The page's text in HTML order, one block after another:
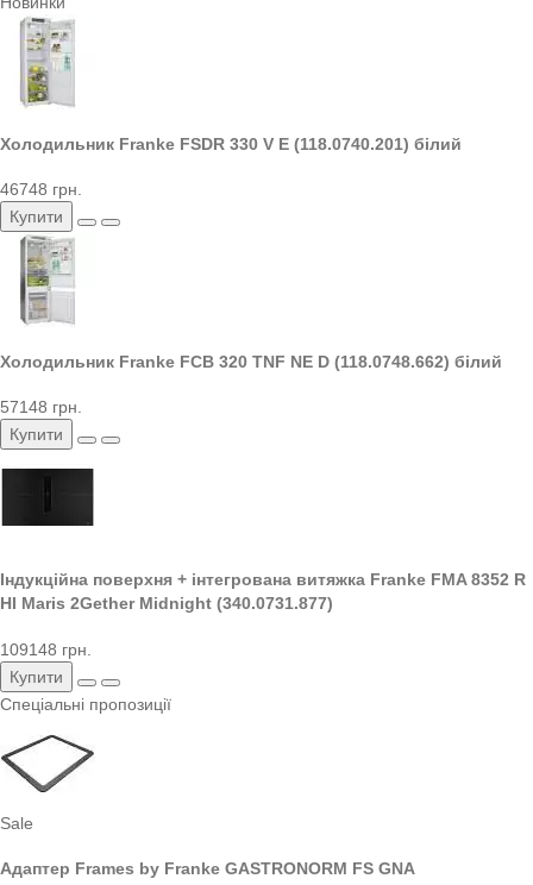
Холодильник Franke FSDR 330 V E (118.0740.201) білий
46748 грн.
Купити
Холодильник Franke FCB 320 TNF NE D (118.0748.662) білий
57148 грн.
Купити
Індукційна поверхня + інтегрована витяжка Franke FMA 8352 R
HI Maris 2Gether Midnight (340.0731.877)
109148 грн.
Купити
Спеціальні пропозиції
Sale
Адаптер Frames by Franke GASTRONORM FS GNA